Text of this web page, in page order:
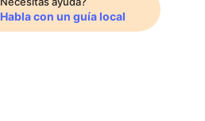
Habla con un guía local